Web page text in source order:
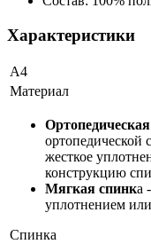
Характеристики
А4
Материал
ортопедической
жесткое
конструкцию
Мягкая спинка
уплотнением
Спинка